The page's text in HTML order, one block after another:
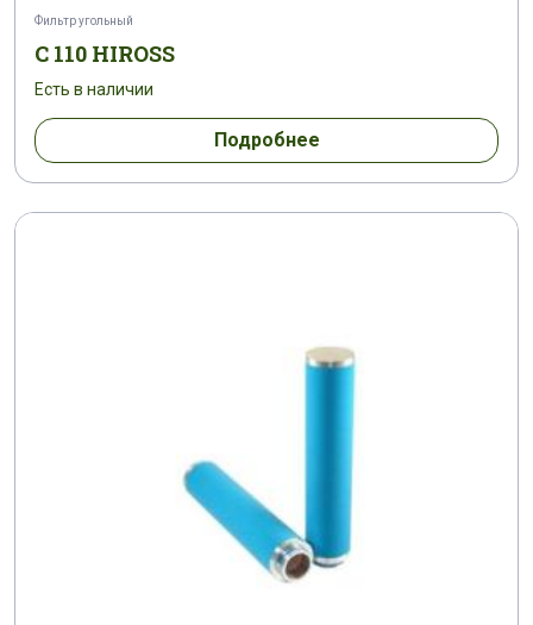
Фильтр угольный
C 110 HIROSS
Есть в наличии
Подробнее